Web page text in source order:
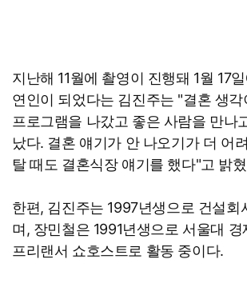
지난해 11월에 촬영이 진행돼 1월 17
연인이 되었다는 김진주는 "결혼 생
프로그램을 나갔고 좋은 사람을 만나
났다. 결혼 얘기가 안 나오기가 더 어
탈 때도 결혼식장 얘기를 했다"고 밝
한편, 김진주는 1997년생으로 건설회
며, 장민철은 1991년생으로 서울대
프리랜서 쇼호스트로 활동 중이다.